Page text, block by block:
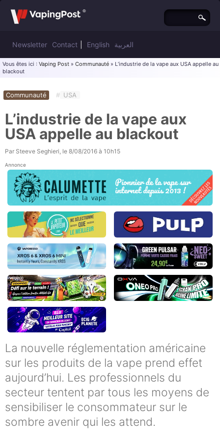
Newsletter Contact English العربية
Vous êtes ici : Vaping Post » Communauté » L’industrie de la vape aux USA appelle au
blackout
Communauté # USA
L’industrie de la vape aux
USA appelle au blackout
Par Steeve Seghieri, le 8/08/2016 à 10h15
Annonce
La nouvelle réglementation américaine
sur les produits de la vape prend effet
aujourd’hui. Les professionnels du
secteur tentent par tous les moyens de
sensibiliser le consommateur sur le
sombre avenir qui les attend.